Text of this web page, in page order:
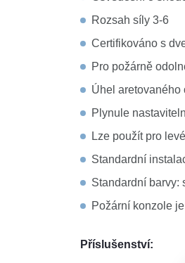
Rozsah síly 3-6
Certifikováno s
Pro požárně
Úhel aretovaného
Plynule
Lze použít pro
Standardní
Standardní barvy:
Požární konzole
Příslušenství: